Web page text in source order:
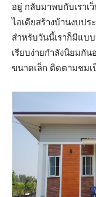
อยู่ กลับมาพบกับเราเ
ไอเดียสร้างบ้านงบป
สำหรับวันนี้เราก็มีแบ
เรียบง่ายกำลังนิยมกั
ขนาดเล็ก ติดตามชม